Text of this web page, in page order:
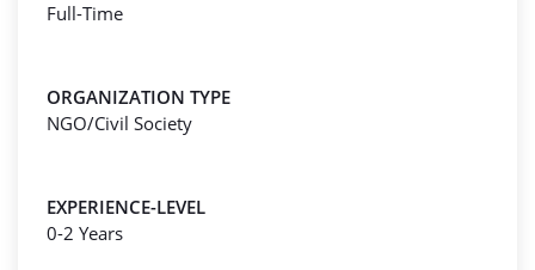
Full-Time
ORGANIZATION TYPE
NGO/Civil Society
EXPERIENCE-LEVEL
0-2 Years